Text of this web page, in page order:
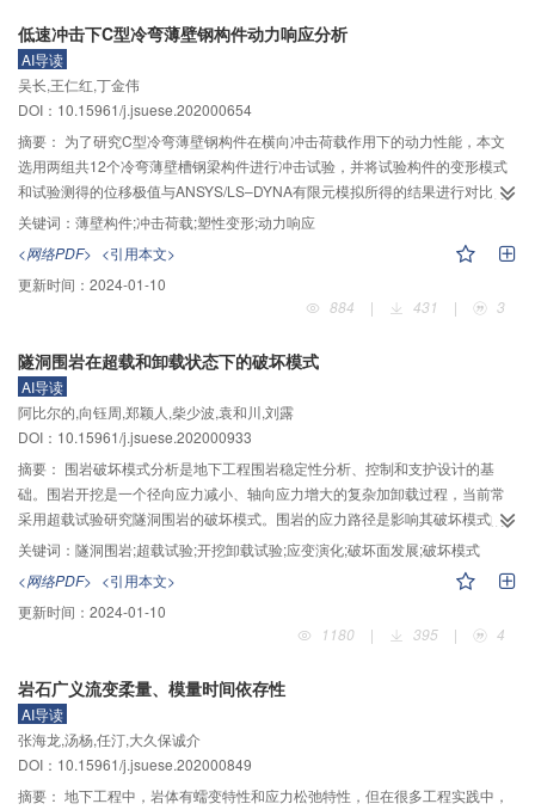
部增设锚固钢筋后，梁端局部区域的配筋增大，预制装配式隔震层框架节点的
承载能力、刚度和变形能力均显著提高，由于锚固钢筋抑制了梁端受力纵筋的
塑性发展，因此其耗能能力降低；改进的预制装配式隔震层框架节点的承载能
力、刚度和变形能力均强于传统现浇节点，具有良好的结构整体性，可用于实
际工程。
低速冲击下C型冷弯薄壁钢构件动力响应分析
AI导读
吴长,王仁红,丁金伟
DOI：10.15961/j.jsuese.202000654
摘要： 为了研究C型冷弯薄壁钢构件在横向冲击荷载作用下的动力性能，本文
选用两组共12个冷弯薄壁槽钢梁构件进行冲击试验，并将试验构件的变形模式
和试验测得的位移极值与ANSYS/LS–DYNA有限元模拟所得的结果进行对比分
析，结果表明：两者的构件变形模式相似，位移极值差值均在8.0%以内，表明
ANSYS/LS–DYNA有限元模型能够准确有效地模拟该构件的动力响应结果。采
用该数值模型依次分析了不同冲击参数（密度、速度和角度）对C型冷弯薄壁槽
钢梁构件的变形模式和动力性能的影响，结果表明：当冲击物的密度在2000～
的增量增大时，构件冲击力最大增加25.5%，竖
右；当冲击物速度在3～9 m/s内以3 m/s的增量增大时，构件冲击力最大增幅为
79.1%，竖向位移最大值为26.78 mm，应变能稳定值所占峰值的比例基本保持
在60.0%左右；当冲击物冲击角度由30°增加到90°，构件冲击力最大增幅为
41.4%，竖向位移最大值为20.09 mm，应变能稳定值所占峰值的比例在60.0%
～70.0%之间。因此，冲击物的密度、冲击速度与冲击角度的改变，对构件的
变形和破坏程度均有影响，但冲击速度的改变对构件变形程度的影响最为显
著。
关键词： 薄壁构件;冲击荷载;塑性变形;动力响应
<网络PDF> <引用本文>
更新时间： 2024-01-10
884
| 431 | 3
隧洞围岩在超载和卸载状态下的破坏模式
AI导读
阿比尔的,向钰周,郑颖人,柴少波,袁和川,刘露
DOI：10.15961/j.jsuese.202000933
摘要： 围岩破坏模式分析是地下工程围岩稳定性分析、控制和支护设计的基
础。围岩开挖是一个径向应力减小、轴向应力增大的复杂加卸载过程，当前常
采用超载试验研究隧洞围岩的破坏模式。围岩的应力路径是影响其破坏模式的
重要因素，而超载试验的围岩应力路径不同于加轴压、卸围压路径。为对比隧
洞围岩在不同应力状态下的破坏模式，利用WE–600B型液压式万能试验机和自
主设计的隧洞模型试验仪，采用相似模型试验方法，研究隧洞围岩在超载和开
挖卸载过程中的应变演化规律及破坏面发展过程。应变演化规律方面：两种工
况下，拱底均产生一定的拉应变；开挖卸载模式下，侧墙和拱腰处的应变增速
面：超载时，直墙两侧围岩整体剥落，剥落体保持完整；开挖卸载模式下，直
墙两侧围岩向临空面逐层挤压溃曲，剥落体的完整性差，即开挖卸载路径下的
围岩破碎程度更大。超载工况下，破坏过程由低应力时的拱底拉裂转变为高应
力时的侧墙拉剪耦合的“V”型片帮剥落破坏；两种卸载工况下，破坏过程均为侧
壁楔体剪切破坏和竖向张拉破坏耦合的“V”型片帮劈裂破坏。
关键词： 隧洞围岩;超载试验;开挖卸载试验;应变演化;破坏面发展;破坏模式
<网络PDF> <引用本文>
更新时间： 2024-01-10
1180
| 395 | 4
岩石广义流变柔量、模量时间依存性
AI导读
张海龙,汤杨,任汀,大久保诚介
DOI：10.15961/j.jsuese.202000849
摘要： 地下工程中，岩体有蠕变特性和应力松弛特性，但在很多工程实践中，